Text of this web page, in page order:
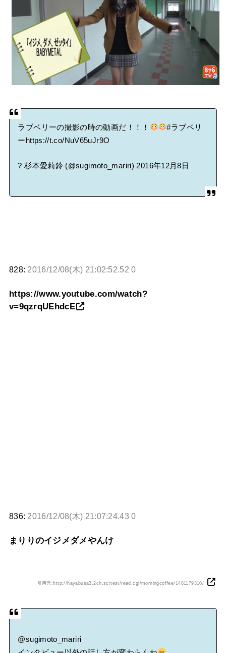
タワーレコード新宿店にてBABYMETALのパネル展が開催中
Powered by livedoor 相互RSS
ラブベリーの撮影の時の動画だ！！！
#ラブベリ
ー https://t.co/NuV65uJr9O
? 杉本愛莉鈴 (@sugimoto_mariri) 2016年12月8日
828: 2016/12/08(木) 21:02:52.52 0
https://www.youtube.com/watch?
v=9qzrqUEhdcE
836: 2016/12/08(木) 21:07:24.43 0
まりりのイジメダメやんけ
引用元:http://hayabusa3.2ch.sc/test/read.cgi/morningcoffee/1481179310/
@sugimoto_mariri